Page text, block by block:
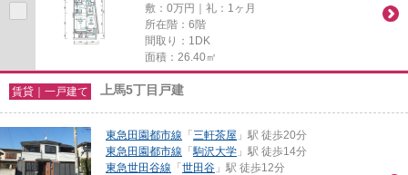
敷：0万円｜礼：1ヶ月
所在階：6階
間取り：1DK
面積：26.40㎡
賃貸｜一戸建て 上馬5丁目戸建
東急田園都市線 「三軒茶屋 」駅 徒歩20分
東急田園都市線 「駒沢大学 」駅 徒歩14分
東急世田谷線 「世田谷 」駅 徒歩12分